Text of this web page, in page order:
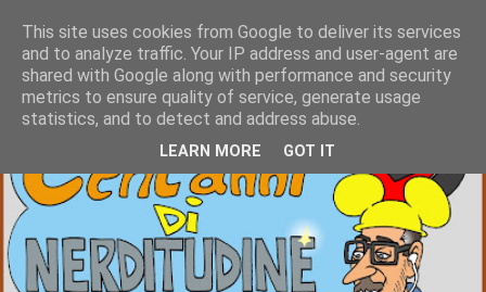
This site uses cookies from Google to deliver its services
and to analyze traffic. Your IP address and user-agent are
shared with Google along with performance and security
metrics to ensure quality of service, generate usage
statistics, and to detect and address abuse.
LEARN MORE GOT IT